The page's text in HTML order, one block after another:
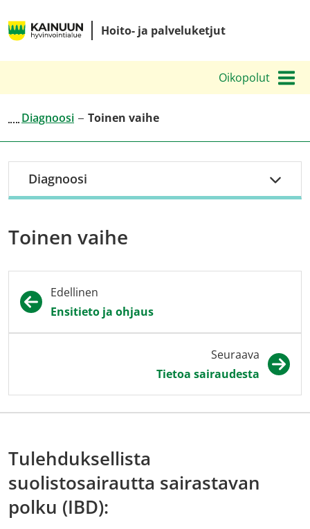
sisältöön
Oikopolut
Kainuun
Hoito- ja palveluketjut
Diagnoosi Toinen vaihe
Diagnoosi
Toinen vaihe
Edellinen
Ensitieto ja ohjaus
Seuraava
Tietoa sairaudesta
Tulehduksellista
suolistosairautta sairastavan
polku (IBD):